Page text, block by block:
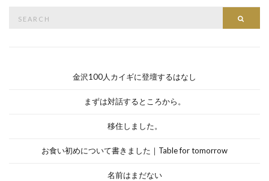
金沢100人カイギに登壇するはなし
まずは対話するところから。
移住しました。
お食い初めについて書きました｜Table for tomorrow
名前はまだない